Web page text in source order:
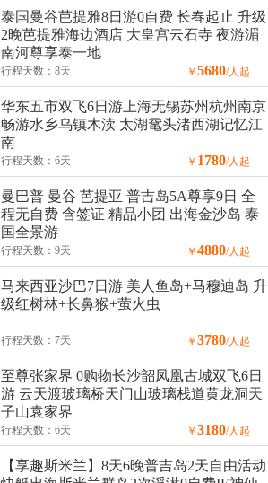
泰国曼谷芭提雅8日游0自费 长春起止 升级
2晚芭提雅海边酒店 大皇宫云石寺 夜游湄
南河尊享泰一地
行程天数：8天 ￥ 5680/人起
华东五市双飞6日游上海无锡苏州杭州南京
畅游水乡乌镇木渎 太湖鼋头渚西湖记忆江
南
行程天数：6天 ￥ 1780/人起
曼巴普 曼谷 芭提亚 普吉岛5A尊享9日 全
程无自费 含签证 精品小团 出海金沙岛 泰
国全景游
行程天数：9天 ￥ 4880/人起
马来西亚沙巴7日游 美人鱼岛+马穆迪岛 升
级红树林+长鼻猴+萤火虫
行程天数：7天 ￥ 3780/人起
至尊张家界 0购物长沙韶凤凰古城双飞6日
游 云天渡玻璃桥天门山玻璃栈道黄龙洞天
子山袁家界
行程天数：6天 ￥ 3180/人起
【享趣斯米兰】8天6晚普吉岛2天自由活动